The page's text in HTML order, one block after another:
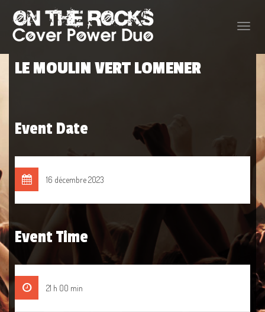
Toggle
LE MOULIN VERT LOMENER
Event Date
16 décembre 2023
Event Time
21 h 00 min